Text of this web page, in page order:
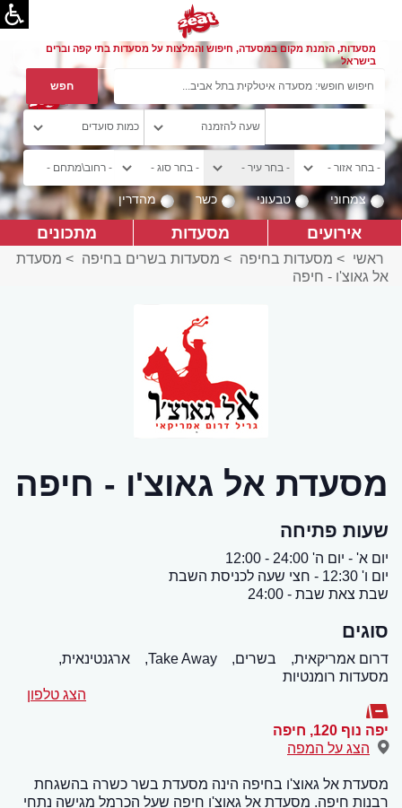
מסעדות, הזמנת מקום במסעדה, חיפוש והמלצות על מסעדות בתי קפה וברים
בישראל
צמחוני טבעוני כשר מהדרין
אירועים מסעדות מתכונים
ראשי > מסעדות בחיפה > מסעדות בשרים בחיפה > מסעדת
אל גאוצ'ו - חיפה
מסעדת אל גאוצ'ו - חיפה
שעות פתיחה
יום א' - יום ה' 24:00 - 12:00
יום ו' 12:30 - חצי שעה לכניסת השבת
שבת צאת שבת - 24:00
סוגים
דרום אמריקאית, בשרים, Take Away,
ארגנטינאית,
מסעדות רומנטיות
הצג טלפון
יפה נוף 120 , חיפה
הצג על המפה
מסעדת אל גאוצ'ו בחיפה הינה מסעדת בשר כשרה בהשגחת
רבנות חיפה. מסעדת אל גאוצ'ו חיפה שעל הכרמל מגישה נתחי